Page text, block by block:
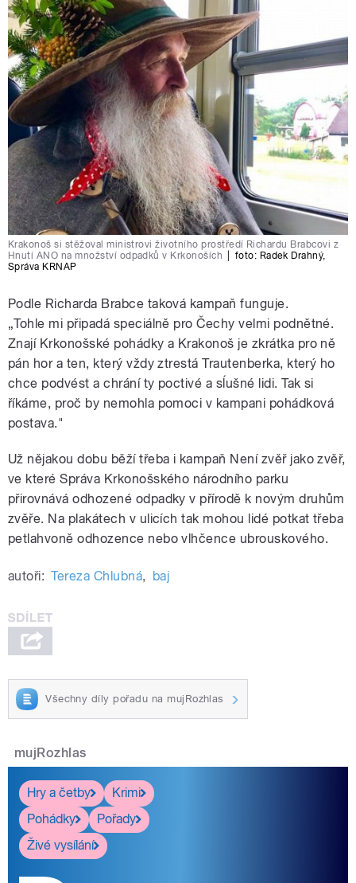
Krakonoš si stěžoval ministrovi životního prostředí Richardu Brabcovi z
Hnutí ANO na množství odpadků v Krkonoších
foto: Radek Drahný,
Správa KRNAP
Podle Richarda Brabce taková kampaň funguje.
„Tohle mi připadá speciálně pro Čechy velmi podnětné.
Znají Krkonošské pohádky a Krakonoš je zkrátka pro ně
pán hor a ten, který vždy ztrestá Trautenberka, který ho
chce podvést a chrání ty poctivé a sĺušné lidi. Tak si
říkáme, proč by nemohla pomoci v kampani pohádková
postava."
Už nějakou dobu běží třeba i kampaň Není zvěř jako zvěř,
ve které Správa Krkonošského národního parku
přirovnává odhozené odpadky v přírodě k novým druhům
zvěře. Na plakátech v ulicích tak mohou lidé potkat třeba
petlahvoně odhozence nebo vlhčence ubrouskového.
autoři: Tereza Chlubná, baj
Všechny díly pořadu na mujRozhlas
mujRozhlas
Hry a četby
Krimi
Pohádky
Pořady
Živé vysílání